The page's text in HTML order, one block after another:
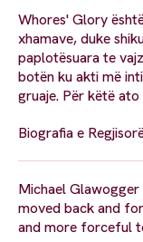
Whores' Glory
xhamave, duke
paplotësuara te
botën ku akti më
gruaje. Për këtë
Biografia e
Michael
moved back and
and more forceful